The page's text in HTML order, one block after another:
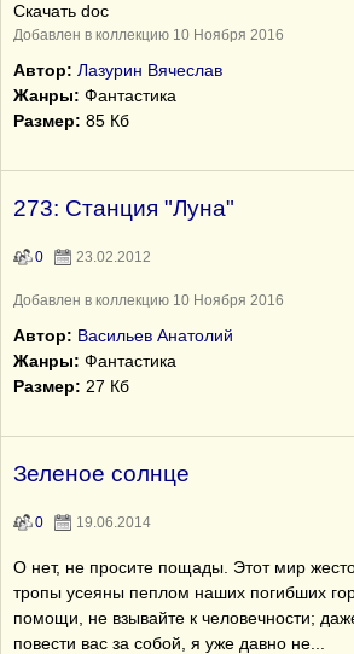
Скачать doc
Добавлен в коллекцию 10 Ноября 2016
Автор: Лазурин Вячеслав
Жанры: Фантастика
Размер: 85 Кб
273: Станция "Луна"
0 23.02.2012
Добавлен в коллекцию 10 Ноября 2016
Автор: Васильев Анатолий
Жанры: Фантастика
Размер: 27 Кб
Зеленое солнце
0 19.06.2014
О нет, не просите пощады. Этот мир
тропы усеяны пеплом наших погибших
помощи, не взывайте к человечности;
повести вас за собой, я уже давно не...